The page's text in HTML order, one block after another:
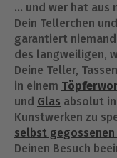
… und wer hat aus
Dein Tellerchen
garantiert
des langweiligen,
Deine Teller,
in einem
und Glas absolut
Kunstwerken zu
selbst gegossenen
Deinen Besuch